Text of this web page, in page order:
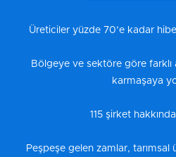
Üreticiler yüzde 70’e kadar
Bölgeye ve sektöre göre farklı
karmaşaya
115 şirket
Peşpeşe gelen zamlar,